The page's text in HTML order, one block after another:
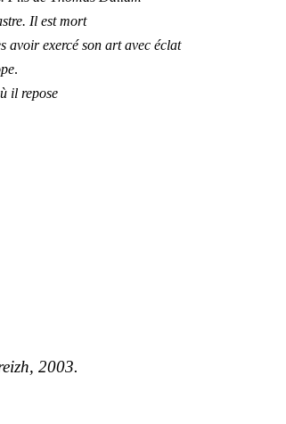
Il est mort
avoir exercé son art avec éclat
.
il repose
2003.